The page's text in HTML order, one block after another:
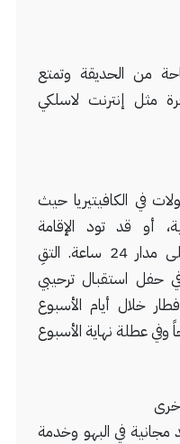
من الحديقة وتمتع
مثل إنترنت لاسلكي
في الكافيتيريا حيث
أو قد تود الإقامة
والاستفادة من خدمة الغرف على مدار 24 ساعة. التقِ
في حفل استقبال ترحيبي
خلال أيام الأسبوع
8 صباحاً إلى 10 صباحاً وفي عطلة نهاية الأسبوع
مجانية في البهو وخدمة